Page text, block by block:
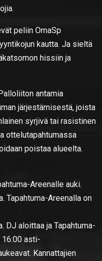
peliin OmaSp
kautta. Ja sieltä
hissiin ja
antamia
järjestämisestä, joista
syrjivä tai rasistinen
ottelutapahtumassa
poistaa alueelta.
Areenalle auki.
Tapahtuma-Areenalla on
DJ aloittaa ja Tapahtuma-
16:00 asti-
Kannattajien